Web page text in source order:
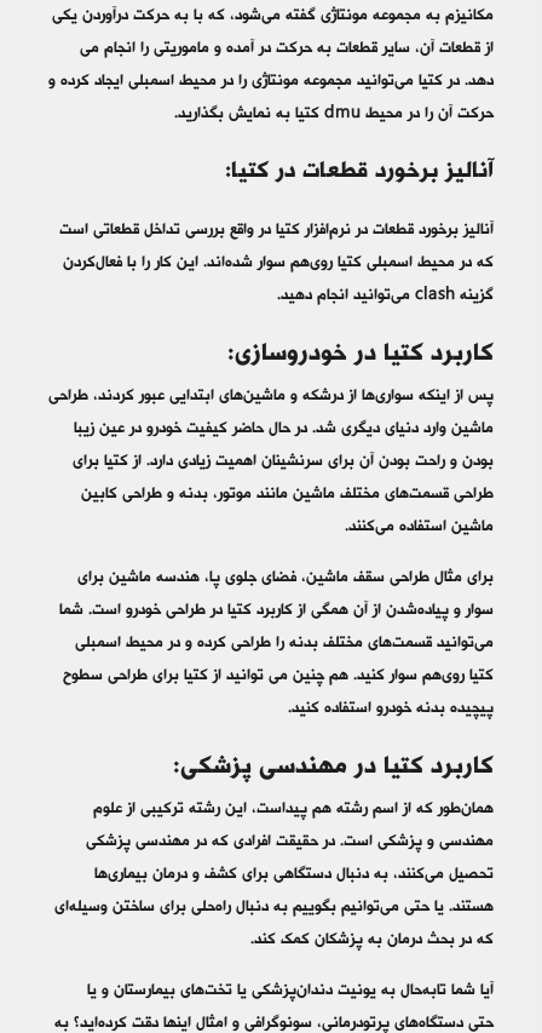
مکانیزم به مجموعه مونتاژی گفته می‌شود، که با به حرکت درآوردن یکی
از قطعات آن، سایر قطعات به حرکت در آمده و ماموریتی را انجام می
دهد. در کتیا می‌توانید مجموعه مونتاژی را در محیط اسمبلی ایجاد کرده و
حرکت آن را در محیط dmu کتیا به نمایش بگذارید.
آنالیز برخورد قطعات در کتیا:
آنالیز برخورد قطعات در نرم‌افزار کتیا در واقع بررسی تداخل قطعاتی است
که در محیط اسمبلی کتیا روی‌هم سوار شده‌اند. این کار را با فعال‌کردن
گزینه clash می‌توانید انجام دهید.
کاربرد کتیا در خودروسازی:
پس از اینکه سواری‌ها از درشکه و ماشین‌های ابتدایی عبور کردند، طراحی
ماشین وارد دنیای دیگری شد. در حال حاضر کیفیت خودرو در عین زیبا
بودن و راحت بودن آن برای سرنشینان اهمیت زیادی دارد. از کتیا برای
طراحی قسمت‌های مختلف ماشین مانند موتور، بدنه و طراحی کابین
ماشین استفاده می‌کنند.
برای مثال طراحی سقف ماشین، فضای جلوی پا، هندسه ماشین برای
سوار و پیاده‌شدن از آن همگی از کاربرد کتیا در طراحی خودرو است. شما
می‌توانید قسمت‌های مختلف بدنه را طراحی کرده و در محیط اسمبلی
کتیا روی‌هم سوار کنید. هم چنین می توانید از کتیا برای طراحی سطوح
پیچیده بدنه خودرو استفاده کنید.
کاربرد کتیا در مهندسی پزشکی:
همان‌طور که از اسم رشته هم پیداست، این رشته ترکیبی از علوم
مهندسی و پزشکی است. در حقیقت افرادی که در مهندسی پزشکی
تحصیل می‌کنند، به دنبال دستگاهی برای کشف و درمان بیماری‌ها
هستند. یا حتی می‌توانیم بگوییم به دنبال راه‌حلی برای ساختن وسیله‌ای
که در بحث درمان به پزشکان کمک کند.
آیا شما تابه‌حال به یونیت دندان‌پزشکی یا تخت‌های بیمارستان و یا
حتی دستگاه‌های پرتودرمانی، سونوگرافی و امثال اینها دقت کرده‌اید؟ به